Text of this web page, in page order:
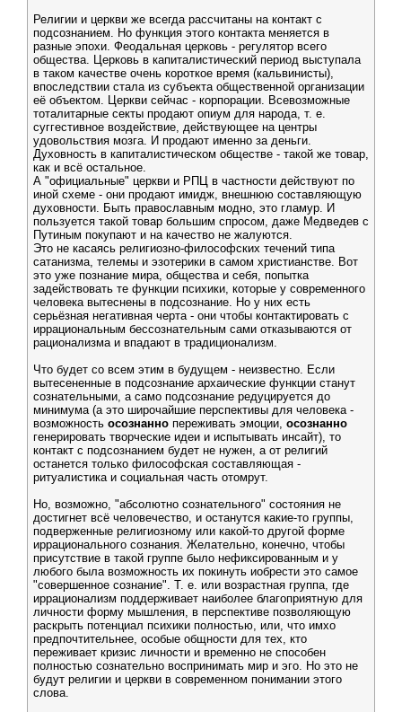
Религии и церкви же всегда рассчитаны на контакт с
подсознанием. Но функция этого контакта меняется в
разные эпохи. Феодальная церковь - регулятор всего
общества. Церковь в капиталистический период выступала
в таком качестве очень короткое время (кальвинисты),
впоследствии стала из субъекта общественной организации
её объектом. Церкви сейчас - корпорации. Всевозможные
тоталитарные секты продают опиум для народа, т. е.
суггестивное воздействие, действующее на центры
удовольствия мозга. И продают именно за деньги.
Духовность в капиталистическом обществе - такой же товар,
как и всё остальное.
А "официальные" церкви и РПЦ в частности действуют по
иной схеме - они продают имидж, внешнюю составляющую
духовности. Быть православным модно, это гламур. И
пользуется такой товар большим спросом, даже Медведев с
Путиным покупают и на качество не жалуются.
Это не касаясь религиозно-философских течений типа
сатанизма, телемы и эзотерики в самом христианстве. Вот
это уже познание мира, общества и себя, попытка
задействовать те функции психики, которые у современного
человека вытеснены в подсознание. Но у них есть
серьёзная негативная черта - они чтобы контактировать с
иррациональным бессознательным сами отказываются от
рационализма и впадают в традиционализм.
Что будет со всем этим в будущем - неизвестно. Если
вытесененные в подсознание архаические функции станут
сознательными, а само подсознание редуцируется до
минимума (а это широчайшие перспективы для человека -
возможность осознанно переживать эмоции, осознанно
генерировать творческие идеи и испытывать инсайт), то
контакт с подсознанием будет не нужен, а от религий
останется только философская составляющая -
ритуалистика и социальная часть отомрут.
Но, возможно, "абсолютно сознательного" состояния не
достигнет всё человечество, и останутся какие-то группы,
подверженные религиозному или какой-то другой форме
иррационального сознания. Желательно, конечно, чтобы
присутствие в такой группе было нефиксированным и у
любого была возможность их покинуть иобрести это самое
"совершенное сознание". Т. е. или возрастная группа, где
иррационализм поддерживает наиболее благоприятную для
личности форму мышления, в перспективе позволяющую
раскрыть потенциал психики полностью, или, что имхо
предпочтительнее, особые общности для тех, кто
переживает кризис личности и временно не способен
полностью сознательно воспринимать мир и эго. Но это не
будут религии и церкви в современном понимании этого
слова.